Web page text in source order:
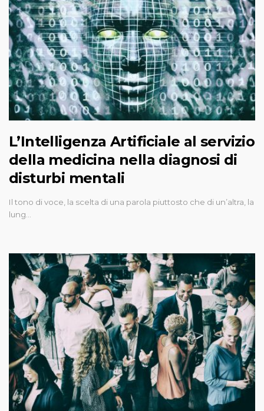
L’Intelligenza Artificiale al servizio
della medicina nella diagnosi di
disturbi mentali
Il tono di voce, la scelta di una parola piuttosto che di un’altra, la
lung…